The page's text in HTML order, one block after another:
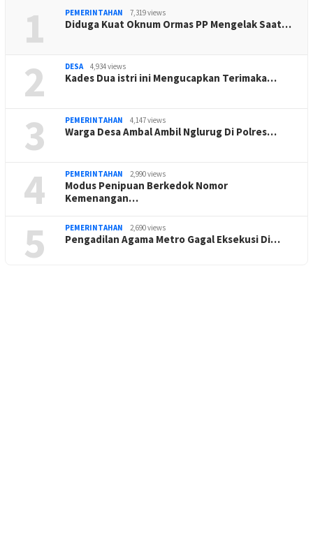
1 PEMERINTAHAN 7,319 views
Diduga Kuat Oknum Ormas PP Mengelak Saat…
2 DESA 4,934 views
Kades Dua istri ini Mengucapkan Terimaka…
3 PEMERINTAHAN 4,147 views
Warga Desa Ambal Ambil Nglurug Di Polres…
4 PEMERINTAHAN 2,990 views
Modus Penipuan Berkedok Nomor
Kemenangan…
5 PEMERINTAHAN 2,690 views
Pengadilan Agama Metro Gagal Eksekusi Di…